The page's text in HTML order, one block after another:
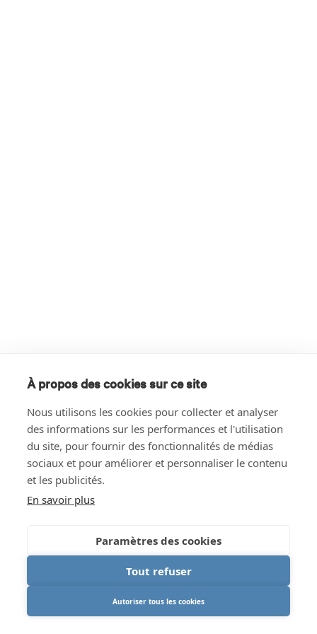
À propos des cookies sur ce site
Nous utilisons les cookies pour collecter et analyser
des informations sur les performances et l'utilisation
du site, pour fournir des fonctionnalités de médias
sociaux et pour améliorer et personnaliser le contenu
et les publicités.
En savoir plus
Paramètres des cookies
Tout refuser
Autoriser tous les cookies